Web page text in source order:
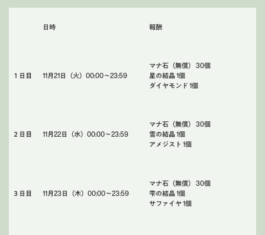
日時 報酬
１日目 11月21日（火）00:00〜23:59
マナ石（無償） 30個
星の結晶 1個
ダイヤモンド 1個
２日目 11月22日（水）00:00〜23:59
マナ石（無償） 30個
雪の結晶 1個
アメジスト 1個
３日目 11月23日（木）00:00〜23:59
マナ石（無償） 30個
雫の結晶 1個
サファイヤ 1個